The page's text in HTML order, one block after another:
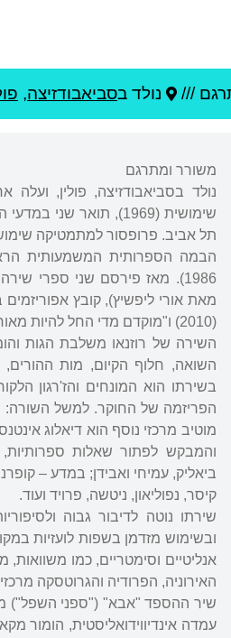
/// נולד בסביאבודזיצה,
משורר ומתרגם
תל אביב. פרופסור למתמטיקה
(2010) ו"מוקדם מדי החל להיות מאוחר" (2012).
השירה של רוזנאו משלבת הגות
השואה, חלוף הקיום, מות
בשירתו הוא המונחים והז'רגון
הפריזמה של החוקר. למשל השורה:
מוטיב מרכזי נוסף הוא דיאלוג
והמבקש לפתור שאלות ספרותיות,
ביאליק, עמיחי ואבידן; במדע –
קיסר, נפוליאון, ניטשה, פרויד ועוד.
שירתו נוטה לדיבור גבוה
ובשימוש מזדמן בשפות לועזיות
אנליטיים וסימטריים, כמו
האירוניה, הפרודיה והגרוטסקה
שיר ההספד "אבא" ("ספני השפל")
עמדה אינדיווידואליסטית, הומור